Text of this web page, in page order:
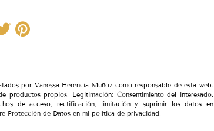
por Vanessa Herencia Muñoz como responsable de esta web.
propios. Legitimación: Consentimiento del interesado.
de acceso, rectificación, limitación y suprimir los datos en
Protección de Datos en mi política de privacidad.